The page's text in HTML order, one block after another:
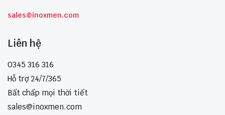
sales@inoxmen.com
Liên hệ
0345 316 316
Hỗ trợ 24/7/365
Bất chấp mọi thời tiết
sales@inoxmen.com